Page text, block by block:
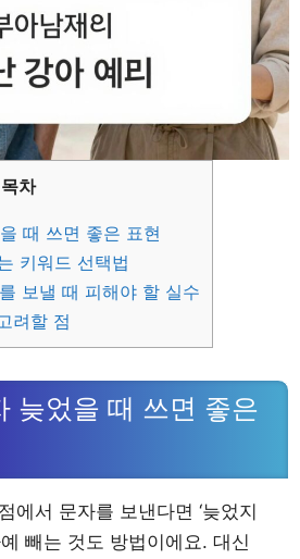
목차
때 쓰면 좋은 표현
키워드 선택법
보낼 때 피해야 할 실수
려할 점
늦었을 때 쓰면 좋은
에서 문자를 보낸다면 ‘늦었지
빼는 것도 방법이에요. 대신